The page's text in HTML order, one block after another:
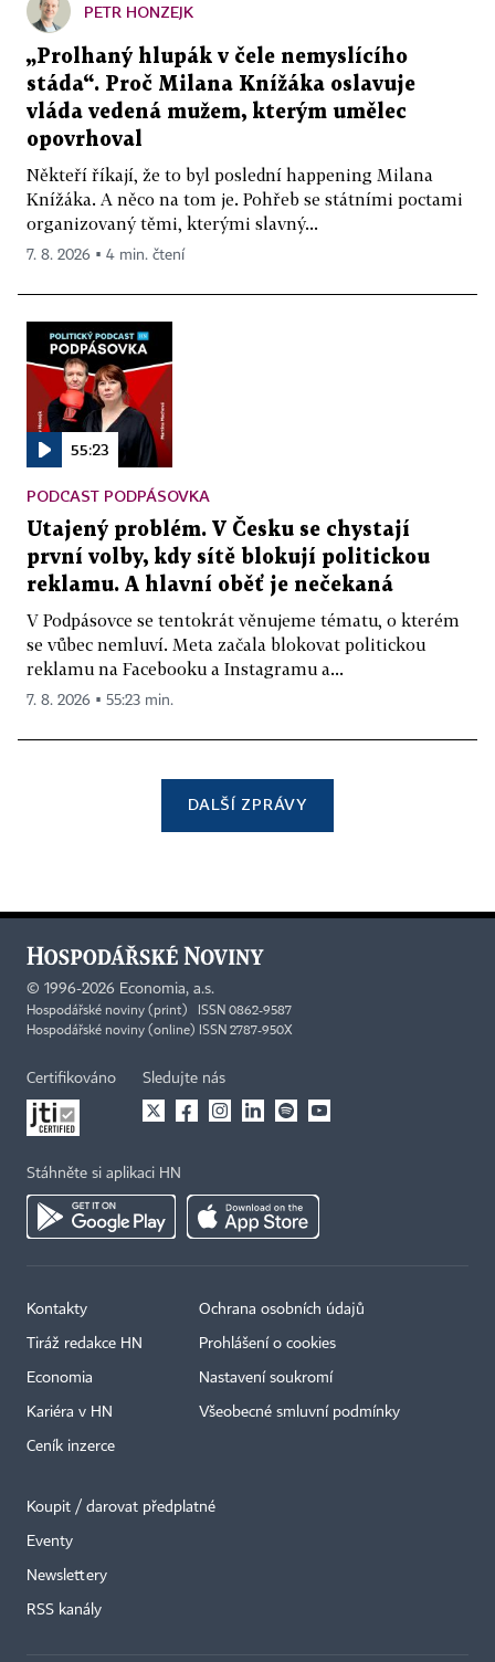
PETR HONZEJK
„Prolhaný hlupák v čele nemyslícího
stáda“. Proč Milana Knížáka oslavuje
vláda vedená mužem, kterým umělec
opovrhoval
Někteří říkají, že to byl poslední happening Milana
Knížáka. A něco na tom je. Pohřeb se státními poctami
organizovaný těmi, kterými slavný...
7. 8. 2026 ▪ 4 min. čtení
55:23
PODCAST PODPÁSOVKA
Utajený problém. V Česku se chystají
první volby, kdy sítě blokují politickou
reklamu. A hlavní oběť je nečekaná
V Podpásovce se tentokrát věnujeme tématu, o kterém
se vůbec nemluví. Meta začala blokovat politickou
reklamu na Facebooku a Instagramu a...
7. 8. 2026 ▪ 55:23 min.
DALŠÍ ZPRÁVY
© 1996-2026 Economia, a.s.
Hospodářské noviny (print) ISSN 0862-9587
Hospodářské noviny (online) ISSN 2787-950X
Certifikováno Sledujte nás
Stáhněte si aplikaci HN
Kontakty
Tiráž redakce HN
Economia
Kariéra v HN
Ceník inzerce
Ochrana osobních údajů
Prohlášení o cookies
Nastavení soukromí
Všeobecné smluvní podmínky
Koupit / darovat předplatné
Eventy
Newslettery
RSS kanály